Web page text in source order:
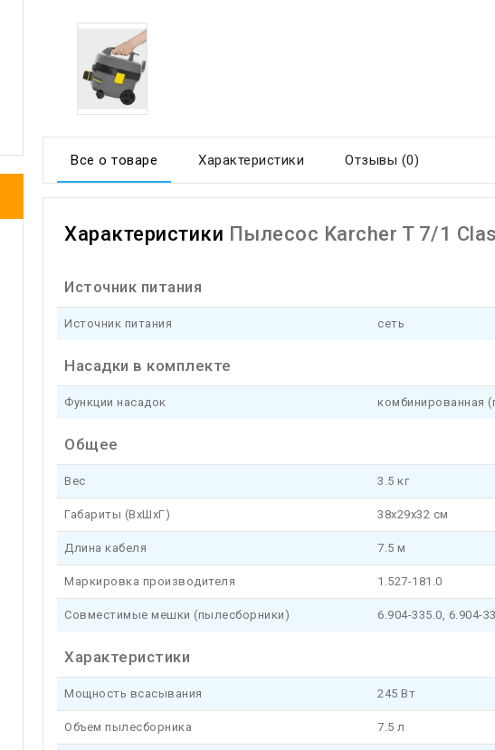
Все о товаре Характеристики Отзывы (0)
Характеристики Пылесос Karcher T 7/1
Источник питания
Источник питания сеть
Насадки в комплекте
Функции насадок комбинированная
Общее
Вес 3.5 кг
Габариты (ВхШхГ) 38x29x32 см
Длина кабеля 7.5 м
Маркировка производителя 1.527-181.0
Совместимые мешки (пылесборники) 6.904-335.0, 6.904-
Характеристики
Мощность всасывания 245 Вт
Объем пылесборника 7.5 л